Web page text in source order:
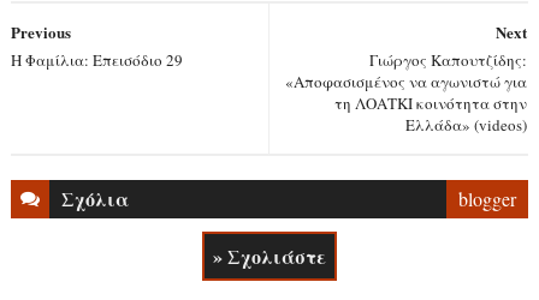
Next
Γιώργος Καπουτζίδης:
«Αποφασισμένος να αγωνιστώ για
τη ΛΟΑΤΚΙ κοινότητα στην
Ελλάδα» (videos)
Previous
Η Φαμίλια: Επεισόδιο 29
Σχόλια blogger
» Σχολιάστε